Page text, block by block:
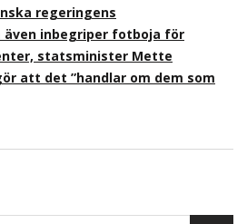
regeringens
inbegriper fotboja för
statsminister Mette
att det ”handlar om dem som